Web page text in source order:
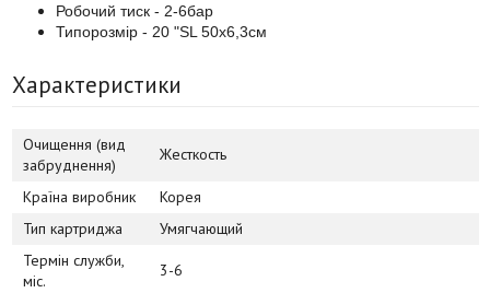
Робочий тиск - 2-6бар
Типорозмір - 20 "SL 50x6,3см
Характеристики
Очищення (вид
забруднення)
Жесткость
Країна виробник
Корея
Тип картриджа
Умягчающий
Термін служби,
міс.
3-6